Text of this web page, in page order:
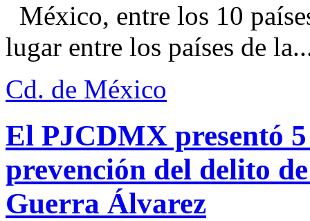
México, entre los 10
lugar entre los países de
Cd. de México
El PJCDMX presentó
prevención del delito
Guerra Álvarez